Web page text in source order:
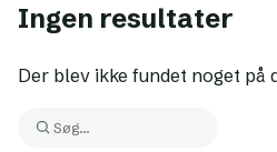
Ingen resultater
Der blev ikke fundet noget på
Søg: